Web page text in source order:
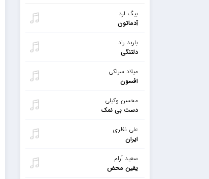
بیگ لرد
آدماتون
باربد راد
دلتنگی
میلاد سرلکی
افسون
محسن وکیلی
دست بی نمک
علی نظری
ایران
سعید آرام
یقین محض